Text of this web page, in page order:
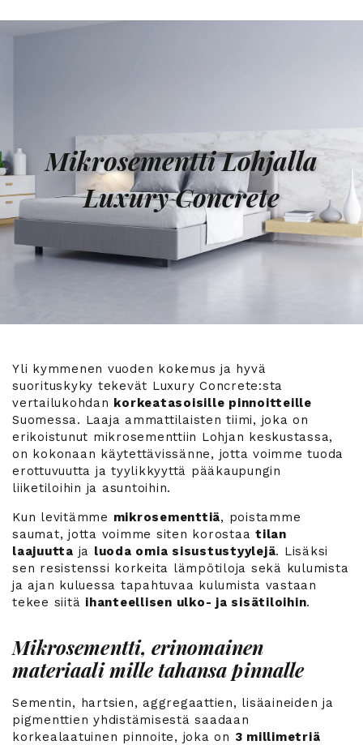
Mikrosementti Lohjalla
Luxury Concrete
Yli kymmenen vuoden kokemus ja hyvä
suorituskyky tekevät Luxury Concrete:sta
vertailukohdan korkeatasoisille pinnoitteille
Suomessa. Laaja ammattilaisten tiimi, joka on
erikoistunut mikrosementtiin Lohjan keskustassa,
on kokonaan käytettävissänne, jotta voimme tuoda
erottuvuutta ja tyylikkyyttä pääkaupungin
liiketiloihin ja asuntoihin.
Kun levitämme mikrosementtiä, poistamme
saumat, jotta voimme siten korostaa tilan
laajuutta ja luoda omia sisustustyylejä. Lisäksi
sen resistenssi korkeita lämpötiloja sekä kulumista
ja ajan kuluessa tapahtuvaa kulumista vastaan
tekee siitä ihanteellisen ulko- ja sisätiloihin.
Mikrosementti, erinomainen
materiaali mille tahansa pinnalle
Sementin, hartsien, aggregaattien, lisäaineiden ja
pigmenttien yhdistämisestä saadaan
korkealaatuinen pinnoite, joka on 3 millimetriä